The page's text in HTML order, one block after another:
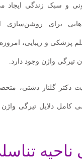
و سبک زندگی ایجاد
برای روشن‌سازی
پزشکی و زیبایی،
تیرگی واژن وجود دارد.
دکتر گلناز دشتی،
کامل دلایل تیرگی